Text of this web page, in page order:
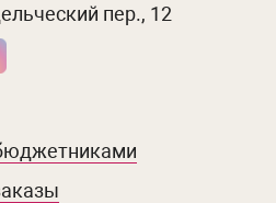
пер., 12